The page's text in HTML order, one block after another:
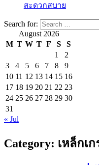
สะดวกสบาย
Search for:
August 2026
M T W T F S
S
1
2
3
4 5 6 7 8
9
10 11 12 13 14 15 16
17 18 19 20 21 22 23
24 25 26 27 28 29 30
31
« Jul
Category: เหล็กเ